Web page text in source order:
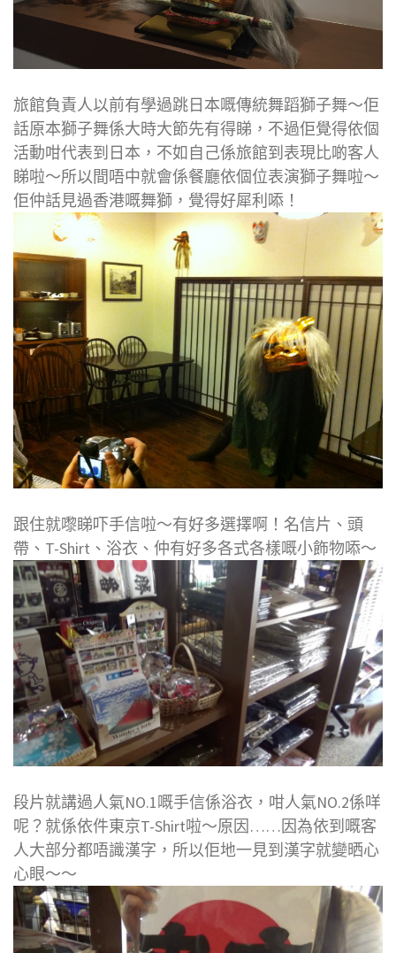
旅館負責人以前有學過跳日本嘅傳統舞蹈獅子舞～佢
話原本獅子舞係大時大節先有得睇，不過佢覺得依個
活動咁代表到日本，不如自己係旅館到表現比啲客人
睇啦～所以間唔中就會係餐廳依個位表演獅子舞啦～
佢仲話見過香港嘅舞獅，覺得好犀利㖭！
跟住就嚟睇吓手信啦～有好多選擇啊！名信片、頭
帶、T-Shirt、浴衣、仲有好多各式各樣嘅小飾物㖭～
段片就講過人氣NO.1嘅手信係浴衣，咁人氣NO.2係咩
呢？就係依件東京T-Shirt啦～原因……因為依到嘅客
人大部分都唔識漢字，所以佢地一見到漢字就變晒心
心眼～～